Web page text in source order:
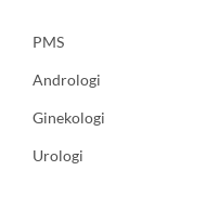
PMS
Andrologi
Ginekologi
Urologi